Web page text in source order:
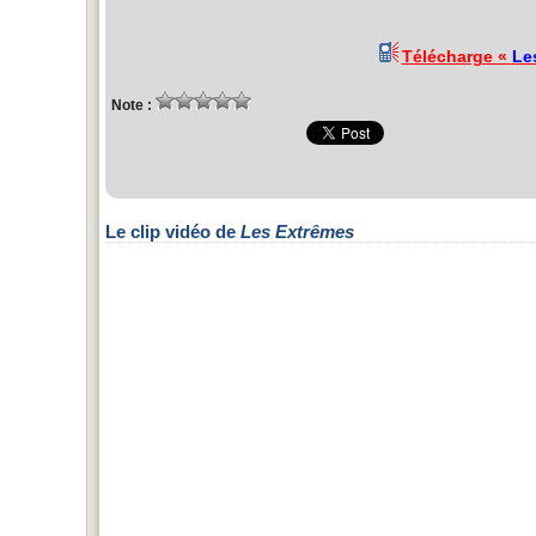
Télécharge «
Note :
Le clip vidéo de Les Extrêmes